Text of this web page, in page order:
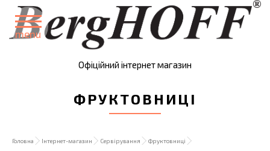
menu
Офіційний інтернет магазин
ФРУКТОВНИЦІ
Головна Інтернет-магазин Сервірування Фруктовниці